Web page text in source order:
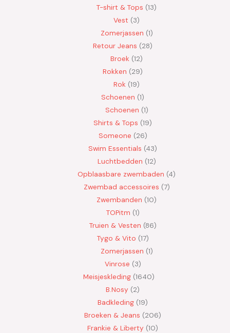
T-shirt & Tops 13
Vest
3
Zomerjassen 1
Retour Jeans
28
Broek 12
Rokken
29
Rok 19
Schoenen 1
Schoenen 1
Shirts & Tops 19
Someone 26
Swim Essentials 43
Luchtbedden 12
Opblaasbare zwembaden 4
Zwembad accessoires 7
Zwembanden 10
TOPitm 1
Truien & Vesten 86
Tygo & Vito 17
Zomerjassen 1
Vinrose 3
Meisjeskleding 1640
B.Nosy
2
Badkleding 19
Broeken & Jeans
206
Frankie & Liberty 10